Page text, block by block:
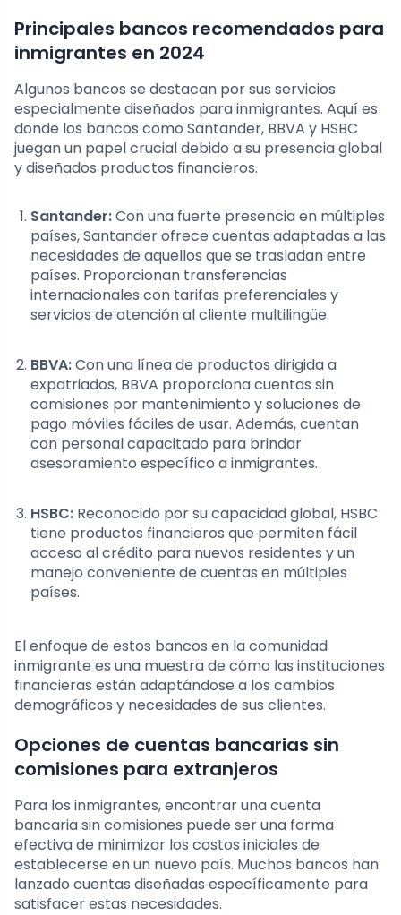
Principales bancos recomendados para
inmigrantes en 2024
Algunos bancos se destacan por sus servicios
especialmente diseñados para inmigrantes. Aquí es
donde los bancos como Santander, BBVA y HSBC
juegan un papel crucial debido a su presencia global
y diseñados productos financieros.
Santander:Con una fuerte presencia en múltiples
países, Santander ofrece cuentas adaptadas a las
necesidades de aquellos que se trasladan entre
países. Proporcionan transferencias
internacionales con tarifas preferenciales y
servicios de atención al cliente multilingüe.
BBVA:Con una línea de productos dirigida a
expatriados, BBVA proporciona cuentas sin
comisiones por mantenimiento y soluciones de
pago móviles fáciles de usar. Además, cuentan
con personal capacitado para brindar
asesoramiento específico a inmigrantes.
HSBC: Reconocido por su capacidad global, HSBC
tiene productos financieros que permiten fácil
acceso al crédito para nuevos residentes y un
manejo conveniente de cuentas en múltiples
países.
El enfoque de estos bancos en la comunidad
inmigrante es una muestra de cómo las instituciones
financieras están adaptándose a los cambios
demográficos y necesidades de sus clientes.
Opciones de cuentas bancarias sin
comisiones para extranjeros
Para los inmigrantes, encontrar una cuenta
bancaria sin comisiones puede ser una forma
efectiva de minimizar los costos iniciales de
establecerse en un nuevo país. Muchos bancos han
lanzado cuentas diseñadas específicamente para
satisfacer estas necesidades.